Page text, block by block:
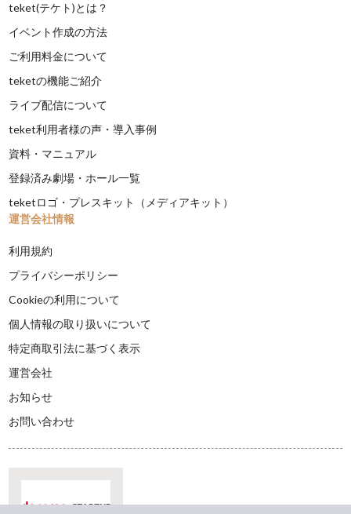
teket(テケト)とは？
イベント作成の方法
ご利用料金について
teketの機能ご紹介
ライブ配信について
teket利用者様の声・導入事例
資料・マニュアル
登録済み劇場・ホール一覧
teketロゴ・プレスキット（メディアキット）
運営会社情報
利用規約
プライバシーポリシー
Cookieの利用について
個人情報の取り扱いについて
特定商取引法に基づく表示
運営会社
お知らせ
お問い合わせ